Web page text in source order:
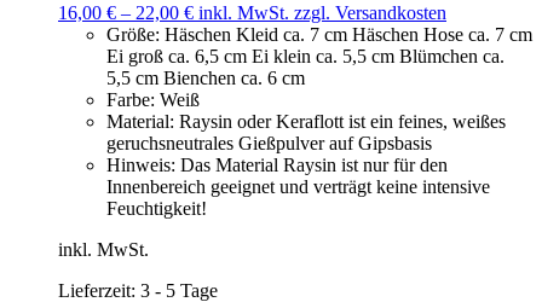
16,00 € – 22,00 € inkl. MwSt. zzgl. Versandkosten
Größe: Häschen Kleid ca. 7 cm Häschen Hose ca. 7 cm
Ei groß ca. 6,5 cm Ei klein ca. 5,5 cm Blümchen ca.
5,5 cm Bienchen ca. 6 cm
Farbe: Weiß
Material: Raysin oder Keraflott ist ein feines, weißes
geruchsneutrales Gießpulver auf Gipsbasis
Hinweis: Das Material Raysin ist nur für den
Innenbereich geeignet und verträgt keine intensive
Feuchtigkeit!
inkl. MwSt.
Lieferzeit: 3 - 5 Tage